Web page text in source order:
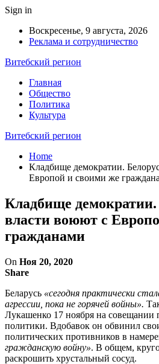
Sign in
Воскресенье, 9 августа, 2026
Реклама и сотрудничество
Витебский регион
Главная
Общество
Политика
Культура
Витебский регион
Home
Кладбище демократии.
Европой и своими же
Кладбище демократии.
власти воюют с
гражданами
On Ноя 20, 2020
Share
Беларусь «сегодня практически
агрессии, пока не горячей войны».
Лукашенко 17 ноября на совещании
политики. Вдобавок он обвинил
политических противников в
гражданскую войну». В общем,
раскрошить хрустальный сосуд.